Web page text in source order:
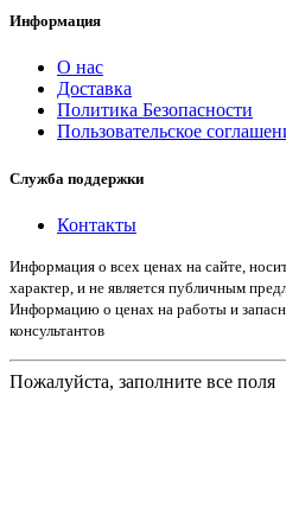
Информация
О нас
Доставка
Политика Безопасности
Пользовательское
Служба поддержки
Контакты
Информация о всех ценах на сайте,
характер, и не является публичным
Информацию о ценах на работы и
консультантов
Пожалуйста, заполните все поля